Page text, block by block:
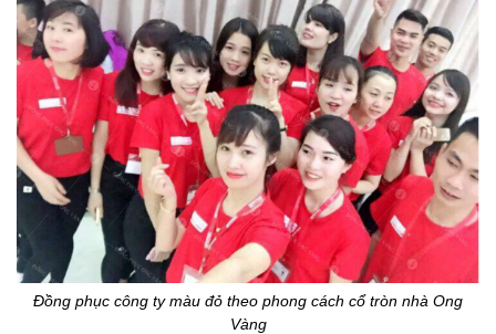
Đồng phục công ty màu đỏ theo phong cách cổ tròn nhà Ong
Vàng